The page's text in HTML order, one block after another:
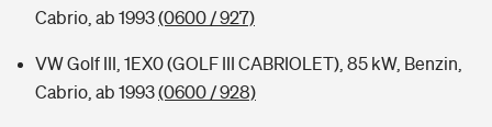
Cabrio, ab 1993(0600 / 927)
VW Golf III, 1EX0 (GOLF III CABRIOLET), 85 kW, Benzin,
Cabrio, ab 1993(0600 / 928)